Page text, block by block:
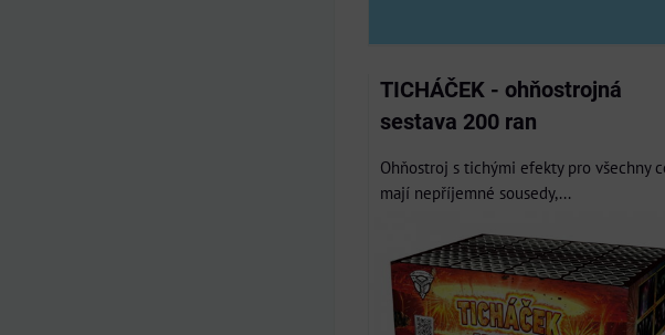
TICHÁČEK - ohňostrojná
sestava 200 ran
Ohňostroj s tichými efekty pro všechny
mají nepříjemné sousedy,...